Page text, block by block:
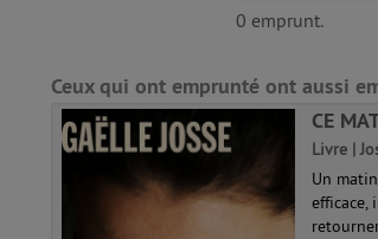
0 emprunt.
Ceux qui ont emprunté ont aussi
CE
Livre |
Un
efficace,